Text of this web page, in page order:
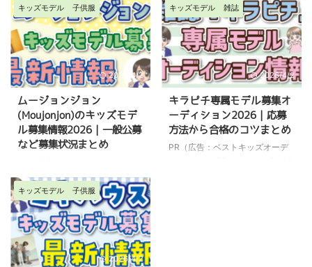
ているんだけど子供の歯がグラグ
ラしてきた」 「モデルオーディ
ションを受けるけど、前歯が抜け
てしまった時はどうすればい
い？」 「子供の仮歯の作り方や
相場を知りたい」 お子さんが子
役活動やキッズモデルのお仕事を
している方は、お子さんの歯が生
え変わる時期のお仕事について心
配される方が多いです。 こちら
の記事では、 子役さん・キッズ
相場 などについて詳しくご紹介
しています。 お子さんの仮歯に
つい ...
キッズモデルが載っているけどど
うやって応募するの？」 「子ど
もが小さくて可愛い時期にキッズ
モデルをやってみたい」 「キッ
ズモデル募集の最新情報や事務所
の情報を知りたい」 子供服ブラ
ンド『GAP』では、定期的に一般
公募で募集しています。 キッズ
時計とのコラボ企画でのモデル募
集です。 一般から選ばれたお子
さんが、SNSやカタログでモデル
キッズモデル 子供服
2026/4/2
ムージョンジョン
(Moujonjon)のキッズモデ
ル募集情報2026｜一般公募
など募集状況まとめ
ィション） 「ムージョンジョン
(Moujonjon)のカタログにキッズ
モデルが載っているけどどうやっ
て応募するの？」 「子どもが小
さくて可愛い時期にキッズモデル
をやってみたい」 「キッズモデ
ル募集の最新情報や事務所の情報
キッズモデル 雑誌
2026/4/2
キラピチ専属モデル募集オ
ーディション2026｜応募
方法から合格のコツまとめ
PR（広告：ベストキッズオーデ
キッズモデル 子供服
2026/4/2